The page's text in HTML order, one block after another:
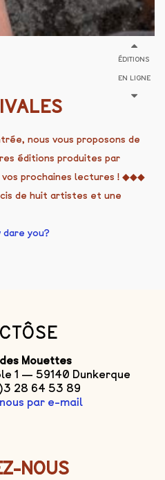
ÉDITIONS
EN LIGNE
nous vous proposons de
éditions produites par
vos prochaines lectures ! ◆◆◆
de huit artistes et une
dare you?
Mouettes
1 — 59140 Dunkerque
28 64 53 89
par e-mail
NOUS